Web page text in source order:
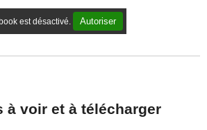
est désactivé. Autoriser
à voir et à télécharger